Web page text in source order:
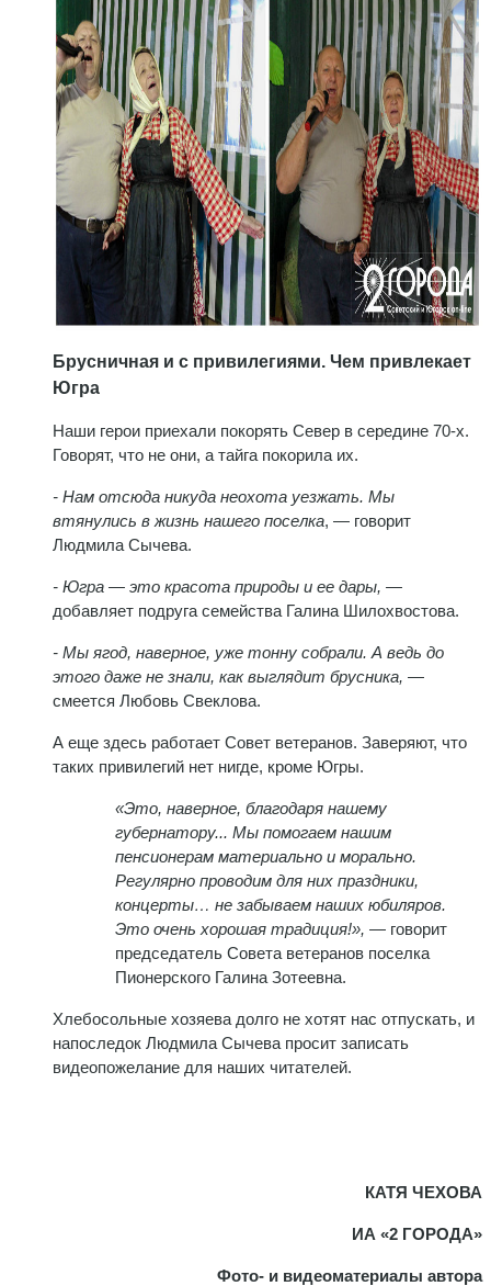
Брусничная и с привилегиями. Чем привлекает
Югра
Наши герои приехали покорять Север в середине 70-х.
Говорят, что не они, а тайга покорила их.
- Нам отсюда никуда неохота уезжать. Мы
втянулись в жизнь нашего поселка, — говорит
Людмила Сычева.
- Югра — это красота природы и ее дары, —
добавляет подруга семейства Галина Шилохвостова.
- Мы ягод, наверное, уже тонну собрали. А ведь до
этого даже не знали, как выглядит брусника, —
смеется Любовь Свеклова.
А еще здесь работает Совет ветеранов. Заверяют, что
таких привилегий нет нигде, кроме Югры.
«Это, наверное, благодаря нашему
губернатору... Мы помогаем нашим
пенсионерам материально и морально.
Регулярно проводим для них праздники,
концерты… не забываем наших юбиляров.
Это очень хорошая традиция!», — говорит
председатель Совета ветеранов поселка
Пионерского Галина Зотеевна.
Хлебосольные хозяева долго не хотят нас отпускать, и
напоследок Людмила Сычева просит записать
видеопожелание для наших читателей.
КАТЯ ЧЕХОВА
ИА «2 ГОРОДА»
Фото- и видеоматериалы автора